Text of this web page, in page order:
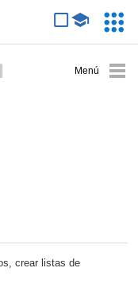
crear listas de